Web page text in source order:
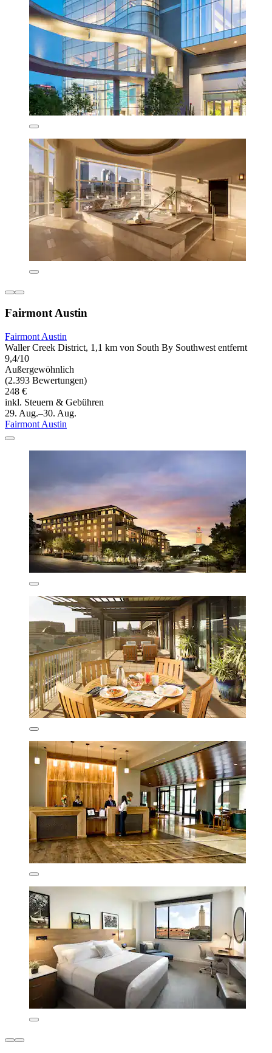
Fairmont Austin
Fairmont Austin
Waller Creek District, 1,1 km von South By Southwest entfernt
9,4/10
Außergewöhnlich
(2.393 Bewertungen)
248 €
inkl. Steuern & Gebühren
29. Aug.–30. Aug.
Fairmont Austin